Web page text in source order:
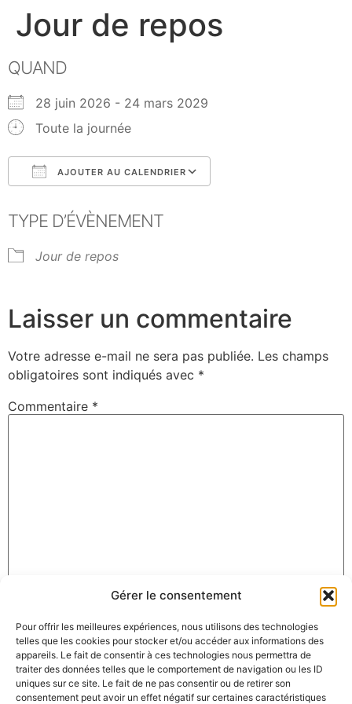
Gérer le consentement
Pour offrir les meilleures expériences, nous utilisons des technologies
telles que les cookies pour stocker et/ou accéder aux informations des
appareils. Le fait de consentir à ces technologies nous permettra de
traiter des données telles que le comportement de navigation ou les ID
uniques sur ce site. Le fait de ne pas consentir ou de retirer son
consentement peut avoir un effet négatif sur certaines caractéristiques
Jour de repos
QUAND
28 juin 2026 - 24 mars 2029
Toute la journée
AJOUTER AU CALENDRIER
TYPE D’ÉVÈNEMENT
Jour de repos
Laisser un commentaire
Votre adresse e-mail ne sera pas publiée. Les champs
obligatoires sont indiqués avec *
Commentaire *
E-mail*